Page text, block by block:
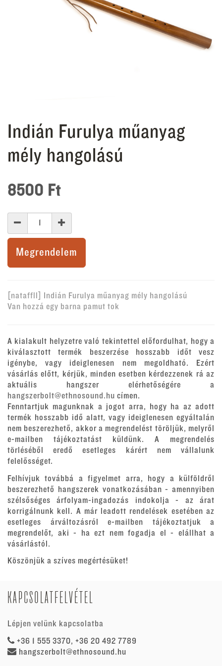
Indián Furulya műanyag
mély hangolású
8500 Ft
Megrendelem
[nataffll] Indián Furulya műanyag mély hangolású
Van hozzá egy barna pamut tok
A kialakult helyzetre való tekintettel előfordulhat, hogy a
kiválasztott termék beszerzése hosszabb időt vesz
igénybe, vagy ideiglenesen nem megoldható. Ezért
vásárlás előtt, kérjük, minden esetben kérdezzenek rá az
aktuális hangszer elérhetőségére a
hangszerbolt@ethnosound.hu címen.
Fenntartjuk magunknak a jogot arra, hogy ha az adott
termék hosszabb idő alatt, vagy ideiglenesen egyáltalán
nem beszerezhető, akkor a megrendelést töröljük, melyről
e-mailben tájékoztatást küldünk. A megrendelés
törléséből eredő esetleges kárért nem vállalunk
felelősséget.
Felhívjuk továbbá a figyelmet arra, hogy a külföldről
beszerezhető hangszerek vonatkozásában - amennyiben
szélsőséges árfolyam-ingadozás indokolja - az árat
korrigálnunk kell. A már leadott rendelések esetében az
esetleges árváltozásról e-mailben tájékoztatjuk a
megrendelőt, aki - ha ezt nem fogadja el - elállhat a
vásárlástól.
Köszönjük a szíves megértésüket!
KAPCSOLATFELVÉTEL
Lépjen velünk kapcsolatba
+36 1 555 3370, +36 20 492 7789
hangszerbolt@ethnosound.hu